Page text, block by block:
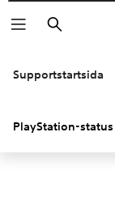
Sök
Supportstartsida
PlayStation-status